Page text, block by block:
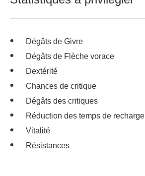
Dégâts de Givre
Dégâts de Flèche vorace
Dextérité
Chances de critique
Dégâts des critiques
Réduction des temps de recharge
Vitalité
Résistances